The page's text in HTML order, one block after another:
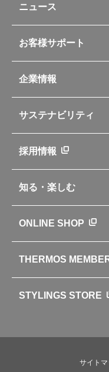
ポット・アイスペール
コーヒーメーカー
ソフトクーラー・バッグ
自転車専用ボトル
アパレル小物
新製品一覧
カタログ
フライパンレシピ
シャトルシェフレシピ
スープジャーレシピ
イージースモーカーレシ
レシピ本のご紹介
ニュース
お客様サポート
交換用部品の購入方法
部品の種類や販売状況
よくあるご質問・お問い
企業情報
企業理念
会社概要
ニュース
世界のサーモス
サーモスの歴史
サステナビリティ
採用情報
知る・楽しむ
クラブサーモス
WEBマガジン
お弁当にエールを込めて
ONLINE SHOP
THERMOS
STYLINGS STORE
サイト